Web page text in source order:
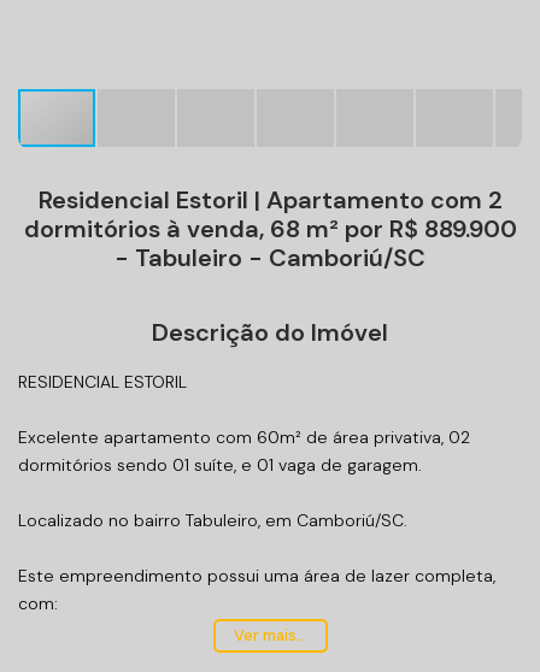
Residencial Estoril | Apartamento com 2
dormitórios à venda, 68 m² por R$ 889.900
- Tabuleiro - Camboriú/SC
Descrição do Imóvel
RESIDENCIAL ESTORIL
Excelente apartamento com 60m² de área privativa, 02
dormitórios sendo 01 suíte, e 01 vaga de garagem.
Localizado no bairro Tabuleiro, em Camboriú/SC.
Este empreendimento possui uma área de lazer completa,
com:
Ver mais...